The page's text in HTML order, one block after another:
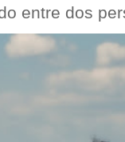
entre dos